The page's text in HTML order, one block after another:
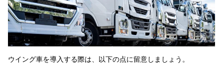
ウイング車を導入する際は、以下の点に留意しましょう。